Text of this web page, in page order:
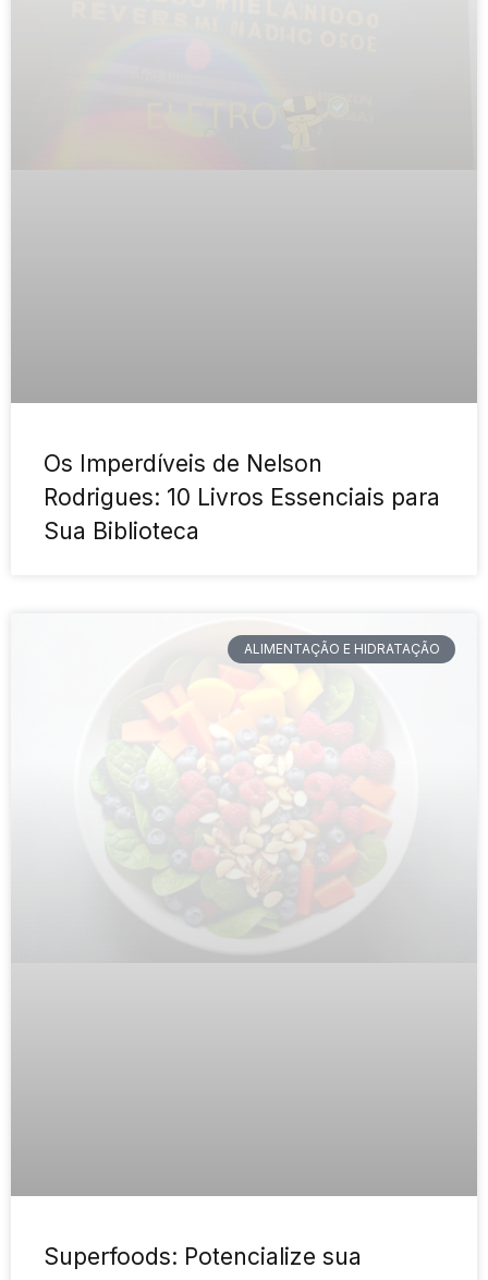
Os Imperdíveis de Nelson
Rodrigues: 10 Livros Essenciais para
Sua Biblioteca
ALIMENTAÇÃO E HIDRATAÇÃO
Superfoods: Potencialize sua